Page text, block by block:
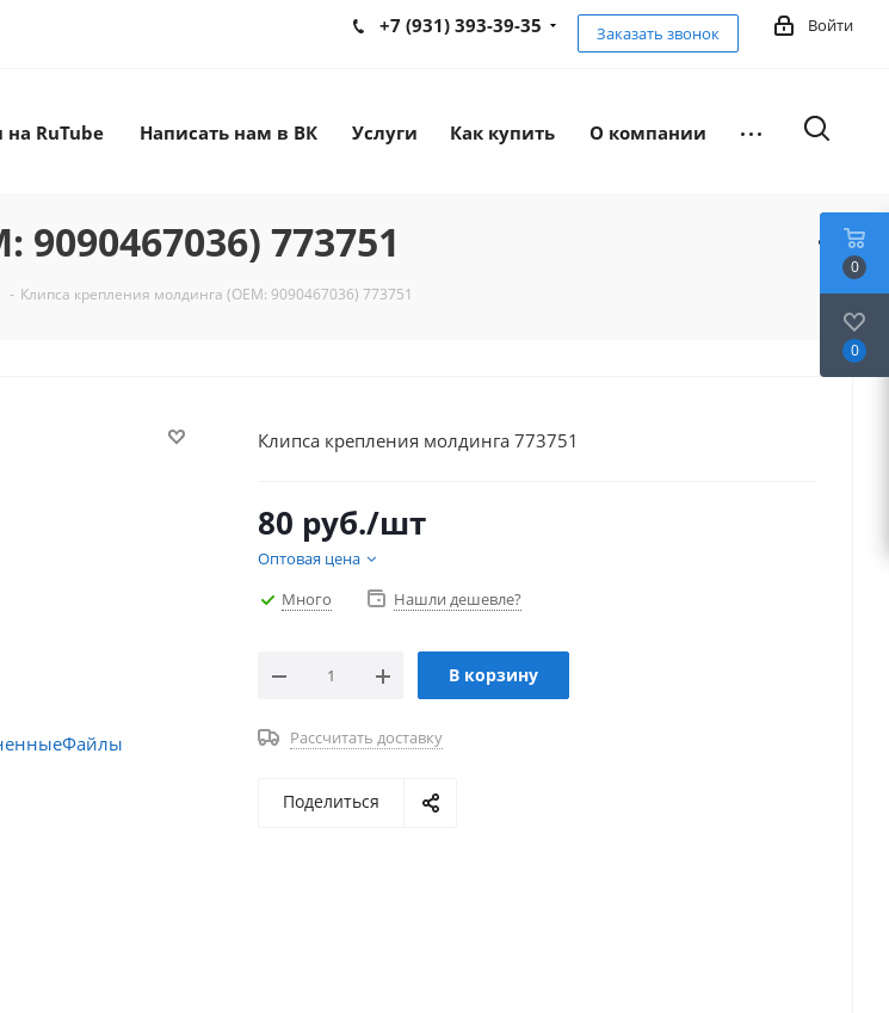
Войти
+7 (931) 393-39-35 Заказать звонок
RuTube Написать нам в ВК Услуги Как купить О компании
773751
- Клипса крепления молдинга (OEM: 9090467036) 773751
Клипса крепления молдинга 773751
80 руб./шт
Оптовая цена
Много
Нашли дешевле?
В корзину
Рассчитать доставку
Поделиться
0
0